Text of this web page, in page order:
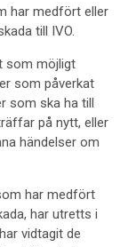
har medfört eller
till IVO.
som möjligt
som påverkat
som ska ha till
på nytt, eller
händelser om
har medfört
har utretts i
vidtagit de